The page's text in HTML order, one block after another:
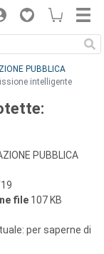
PUBBLICA
intelligente
PUBBLICA
file 107 KB
per saperne di